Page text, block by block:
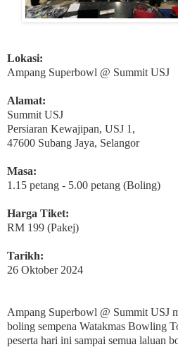
Lokasi:
Ampang Superbowl @ Summit USJ
Alamat:
Summit USJ
Persiaran Kewajipan, USJ 1,
47600 Subang Jaya, Selangor
Masa:
1.15 petang - 5.00 petang (Boling)
Harga Tiket:
RM 199 (Pakej)
Tarikh:
26 Oktober 2024
Ampang Superbowl @ Summit USJ
boling sempena Watakmas Bowling
peserta hari ini sampai semua laluan